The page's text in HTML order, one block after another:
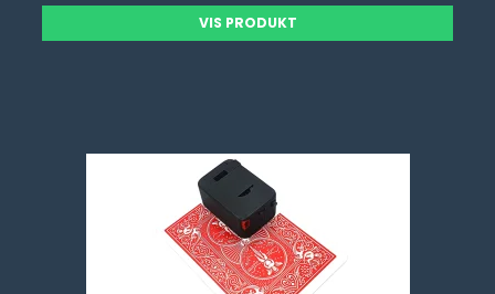
VIS PRODUKT